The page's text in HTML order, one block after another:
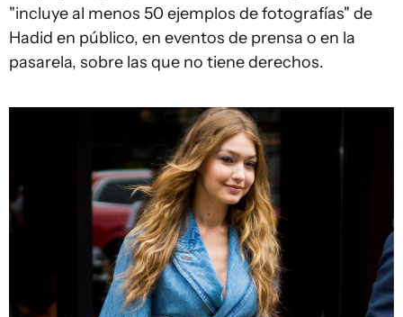
"incluye al menos 50 ejemplos de fotografías" de
Hadid en público, en eventos de prensa o en la
pasarela, sobre las que no tiene derechos.